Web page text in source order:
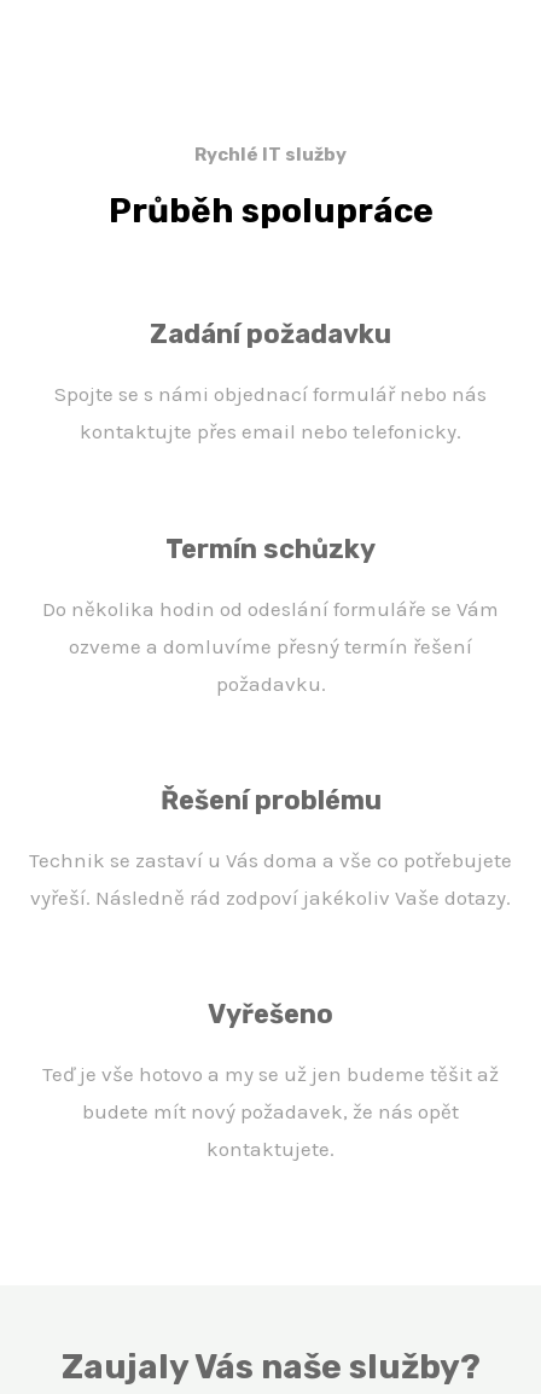
Rychlé IT služby
Průběh spolupráce
Zadání požadavku
Spojte se s námi objednací formulář nebo nás
kontaktujte přes email nebo telefonicky.
Termín schůzky
Do několika hodin od odeslání formuláře se Vám
ozveme a domluvíme přesný termín řešení
požadavku.
Řešení problému
Technik se zastaví u Vás doma a vše co potřebujete
vyřeší. Následně rád zodpoví jakékoliv Vaše dotazy.
Vyřešeno
Teď je vše hotovo a my se už jen budeme těšit až
budete mít nový požadavek, že nás opět
kontaktujete.
Zaujaly Vás naše služby?